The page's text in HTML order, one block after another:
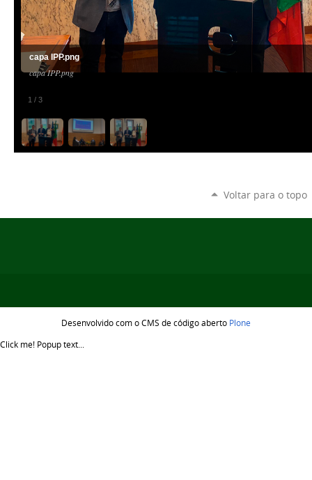
1 / 3
capa IPP.png
capa IPP.png
Voltar para o topo
Desenvolvido com o CMS de código aberto Plone
Click me! Popup text...